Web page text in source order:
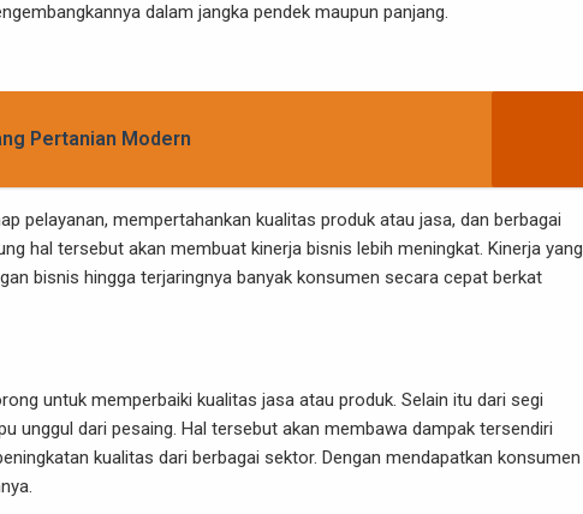
dalam jangka pendek maupun panjang.
Pertanian Modern
pelayanan, mempertahankan kualitas produk atau jasa, dan berbagai
hal tersebut akan membuat kinerja bisnis lebih meningkat. Kinerja yang
bisnis hingga terjaringnya banyak konsumen secara cepat berkat
untuk memperbaiki kualitas jasa atau produk. Selain itu dari segi
unggul dari pesaing. Hal tersebut akan membawa dampak tersendiri
kualitas dari berbagai sektor. Dengan mendapatkan konsumen